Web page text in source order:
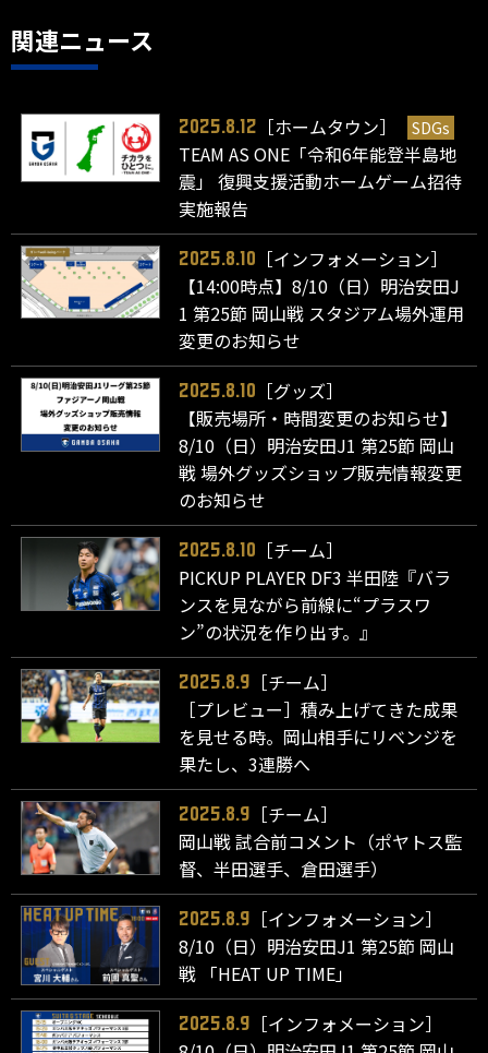
関連ニュース
2025.8.12 ［ホームタウン］ SDGs
TEAM AS ONE「令和6年能登半島地
震」 復興支援活動ホームゲーム招待
実施報告
2025.8.10
［インフォメーション］
【14:00時点】8/10（日）明治安田J
1 第25節 岡山戦 スタジアム場外運用
変更のお知らせ
2025.8.10
［グッズ］
【販売場所・時間変更のお知らせ】
8/10（日）明治安田J1 第25節 岡山
戦 場外グッズショップ販売情報変更
のお知らせ
2025.8.10
［チーム］
PICKUP PLAYER DF3 半田陸『バラ
ンスを見ながら前線に“プラスワ
ン”の状況を作り出す。』
2025.8.9
［チーム］
［プレビュー］積み上げてきた成果
を見せる時。岡山相手にリベンジを
果たし、3連勝へ
2025.8.9
［チーム］
岡山戦 試合前コメント（ポヤトス監
督、半田選手、倉田選手）
2025.8.9
［インフォメーション］
8/10（日）明治安田J1 第25節 岡山
戦 「HEAT UP TIME」
2025.8.9
［インフォメーション］